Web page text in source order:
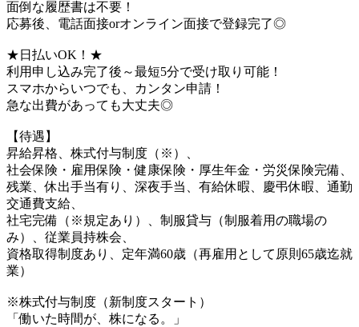
面倒な履歴書は不要！
応募後、電話面接orオンライン面接で登録完了◎
★日払いOK！★
利用申し込み完了後～最短5分で受け取り可能！
スマホからいつでも、カンタン申請！
急な出費があっても大丈夫◎
【待遇】
昇給昇格、株式付与制度（※）、
社会保険・雇用保険・健康保険・厚生年金・労災保険完備、
残業、休出手当有り、深夜手当、有給休暇、慶弔休暇、通勤
交通費支給、
社宅完備（※規定あり）、制服貸与（制服着用の職場の
み）、従業員持株会、
資格取得制度あり、定年満60歳（再雇用として原則65歳迄就
業）
※株式付与制度（新制度スタート）
「働いた時間が、株になる。」